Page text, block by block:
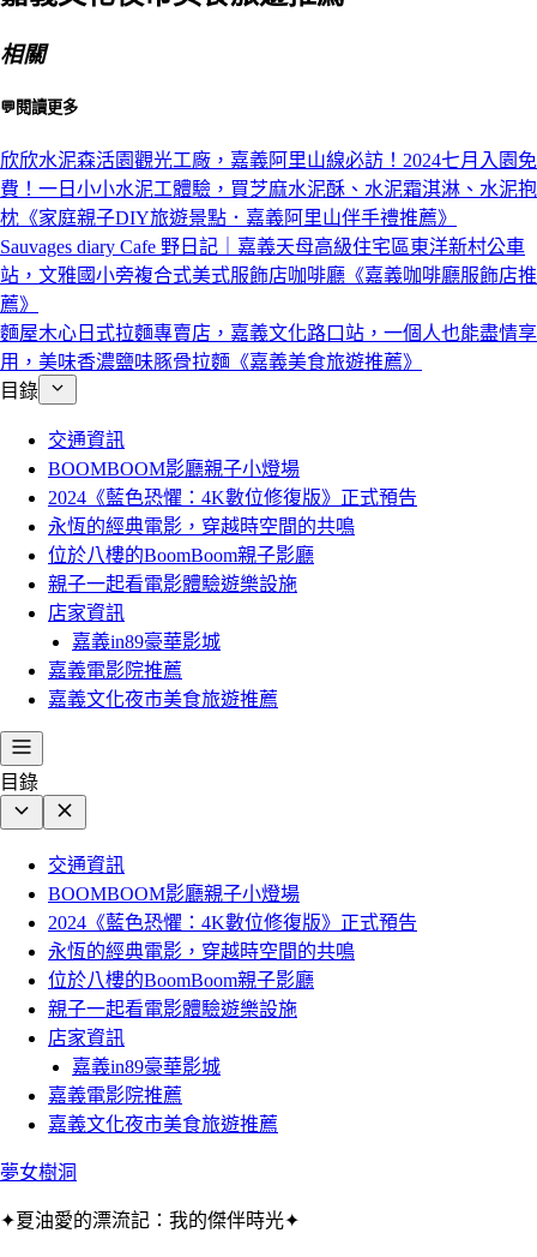
相關
💬閱讀更多
欣欣水泥森活園觀光工廠，嘉義阿里山線必訪！2024七月入園免
費！一日小小水泥工體驗，買芝麻水泥酥、水泥霜淇淋、水泥抱
枕《家庭親子DIY旅遊景點．嘉義阿里山伴手禮推薦》
Sauvages diary Cafe 野日記｜嘉義天母高級住宅區東洋新村公車
站，文雅國小旁複合式美式服飾店咖啡廳《嘉義咖啡廳服飾店推
薦》
麵屋木心日式拉麵專賣店，嘉義文化路口站，一個人也能盡情享
用，美味香濃鹽味豚骨拉麵《嘉義美食旅遊推薦》
目錄
交通資訊
BOOMBOOM影廳親子小燈場
2024《藍色恐懼：4K數位修復版》正式預告
永恆的經典電影，穿越時空間的共鳴
位於八樓的BoomBoom親子影廳
親子一起看電影體驗遊樂設施
店家資訊
嘉義in89豪華影城
嘉義電影院推薦
嘉義文化夜市美食旅遊推薦
目錄
交通資訊
BOOMBOOM影廳親子小燈場
2024《藍色恐懼：4K數位修復版》正式預告
永恆的經典電影，穿越時空間的共鳴
位於八樓的BoomBoom親子影廳
親子一起看電影體驗遊樂設施
店家資訊
嘉義in89豪華影城
嘉義電影院推薦
嘉義文化夜市美食旅遊推薦
夢女樹洞
✦夏油愛的漂流記：我的傑伴時光✦